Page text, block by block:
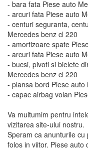
- bara fata Piese auto
- arcuri fata Piese auto
- centuri seguranta,
Mercedes benz cl 220
- amortizoare spate
- arcuri fata Piese auto
- bucsi, pivoti si bielete
Mercedes benz cl 220
- plansa bord Piese
- capac airbag volan
Va multumim pentru
vizitarea site-ului nostru.
Speram ca anunturile
folos in viitor. Piese